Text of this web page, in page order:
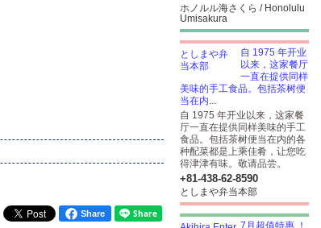
Share
ホノルル海さくら / Honolulu
Umisakura
自 1975 年开业
以来，这家餐厅
一直在提供同样
美味的手工食品。包括茶树便
当在内...
自 1975 年开业以来，这家餐
厅一直在提供同样美味的手工
食品。包括茶树便当在内的各
种配菜都是上乘佳肴，让您吃
得津津有味。敬请品尝。
+81-438-62-8590
としまや弁当本部
7月超值特惠 ！